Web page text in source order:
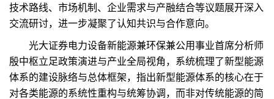
技术路线、市场机制、企业需求与产融结合等议题展开深入
交流研讨，进一步凝聚了认知共识与合作意向。
光大证券电力设备新能源兼环保兼公用事业首席分析师
殷中枢立足政策演进与产业全局视角，系统梳理了新型能源
体系的建设脉络与总体框架，指出新型能源体系的核心在于
对各类能源的系统性重构与统筹协调，而非对传统能源的简